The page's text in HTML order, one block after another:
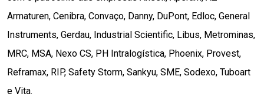
Armaturen, Cenibra, Convaço, Danny, DuPont, Edloc, General
Instruments, Gerdau, Industrial Scientific, Libus, Metrominas,
MRC, MSA, Nexo CS, PH Intralogística, Phoenix, Provest,
Reframax, RIP, Safety Storm, Sankyu, SME, Sodexo, Tuboart
e Vita.